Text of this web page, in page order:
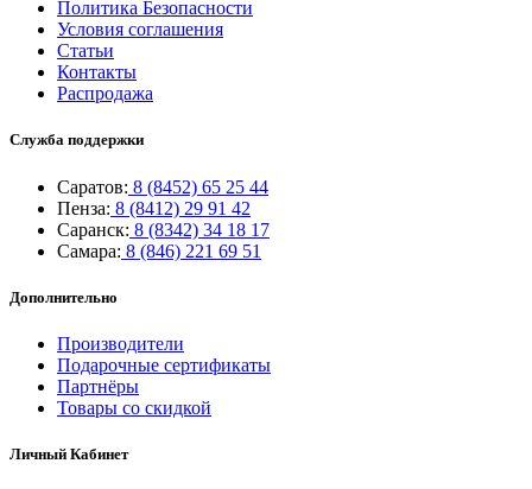
Политика Безопасности
Условия соглашения
Статьи
Контакты
Распродажа
Служба поддержки
Саратов: 8 (8452) 65 25 44
Пенза: 8 (8412) 29 91 42
Саранск: 8 (8342) 34 18 17
Самара: 8 (846) 221 69 51
Дополнительно
Производители
Подарочные сертификаты
Партнёры
Товары со скидкой
Личный Кабинет